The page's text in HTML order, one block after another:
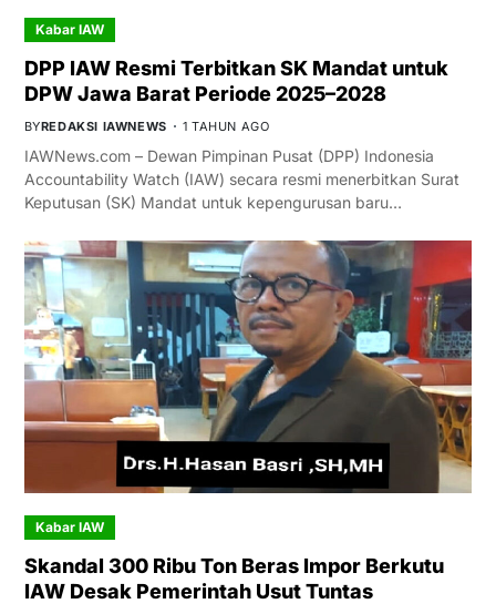
Kabar IAW
DPP IAW Resmi Terbitkan SK Mandat untuk
DPW Jawa Barat Periode 2025–2028
BYREDAKSI IAWNEWS 1 TAHUN AGO
IAWNews.com – Dewan Pimpinan Pusat (DPP) Indonesia
Accountability Watch (IAW) secara resmi menerbitkan Surat
Keputusan (SK) Mandat untuk kepengurusan baru…
Kabar IAW
Skandal 300 Ribu Ton Beras Impor Berkutu
IAW Desak Pemerintah Usut Tuntas